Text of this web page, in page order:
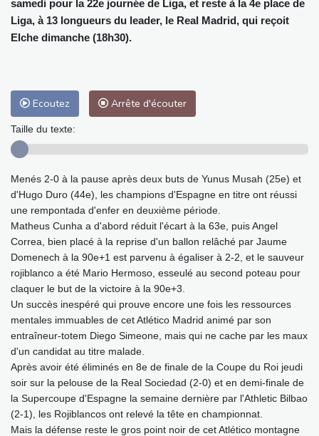
samedi pour la 22e journée de Liga, et reste à la 4e place de
Liga, à 13 longueurs du leader, le Real Madrid, qui reçoit
Elche dimanche (18h30).
Ecoutez Arrête d'écouter
Taille du texte:
Menés 2-0 à la pause après deux buts de Yunus Musah (25e) et
d'Hugo Duro (44e), les champions d'Espagne en titre ont réussi
une rempontada d'enfer en deuxième période.
Matheus Cunha a d'abord réduit l'écart à la 63e, puis Angel
Correa, bien placé à la reprise d'un ballon relâché par Jaume
Domenech à la 90e+1 est parvenu à égaliser à 2-2, et le sauveur
rojiblanco a été Mario Hermoso, esseulé au second poteau pour
claquer le but de la victoire à la 90e+3.
Un succès inespéré qui prouve encore une fois les ressources
mentales immuables de cet Atlético Madrid animé par son
entraîneur-totem Diego Simeone, mais qui ne cache par les maux
d'un candidat au titre malade.
Après avoir été éliminés en 8e de finale de la Coupe du Roi jeudi
soir sur la pelouse de la Real Sociedad (2-0) et en demi-finale de
la Supercoupe d'Espagne la semaine dernière par l'Athletic Bilbao
(2-1), les Rojiblancos ont relevé la tête en championnat.
Mais la défense reste le gros point noir de cet Atlético montagne